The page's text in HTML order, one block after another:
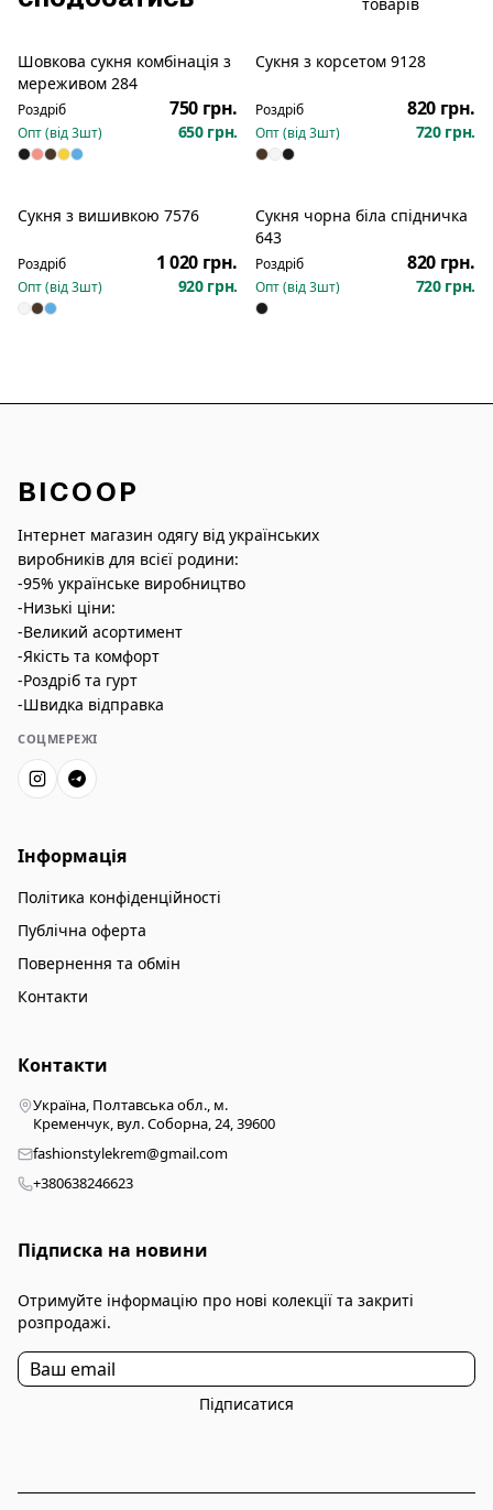
Шовкова сукня комбінація з
мереживом 284
Роздріб 750 грн.
Опт (від3шт) 650 грн.
Новинка
Сукня з корсетом 9128
Роздріб 820 грн.
Опт (від3шт) 720 грн.
Сукня з вишивкою 7576
Роздріб 1 020 грн.
Опт (від3шт) 920 грн.
Новинка
Сукня чорна біла спідничка
643
Роздріб 820 грн.
Опт (від3шт) 720 грн.
BICOOP
Інтернет магазин одягу від українських
виробників для всієї родини:
-95% українське виробництво
-Низькі ціни:
-Великий асортимент
-Якість та комфорт
-Роздріб та гурт
-Швидка відправка
СОЦМЕРЕЖІ
Інформація
Політика конфіденційності
Публічна оферта
Повернення та обмін
Контакти
Контакти
Україна, Полтавська обл., м.
Кременчук, вул. Соборна, 24, 39600
fashionstylekrem@gmail.com
+380638246623
Підписка на новини
Отримуйте інформацію про нові колекції та закриті
розпродажі.
Підписатися